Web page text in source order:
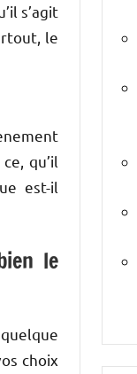
s’agit
le
qu’il
est-il
le
choix